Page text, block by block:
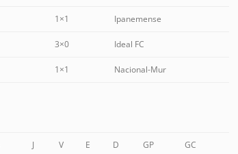
1×1 Ipanemense
3×0 Ideal FC
1×1 Nacional-Mur
J V E D GP GC